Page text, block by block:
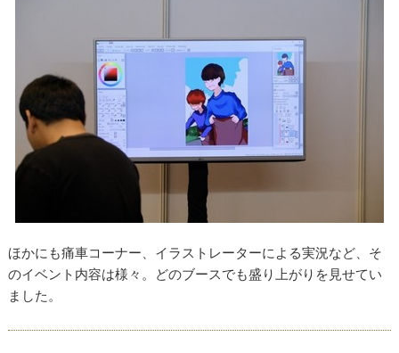
ほかにも痛車コーナー、イラストレーターによる実況など、そ
のイベント内容は様々。どのブースでも盛り上がりを見せてい
ました。